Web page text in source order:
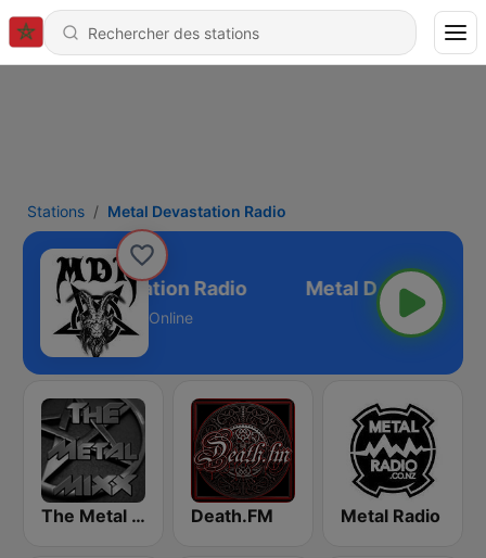
Stations Metal Devastation Radio
Metal Devastation Radio
Online
The Metal MIXX Death.FM Metal Radio